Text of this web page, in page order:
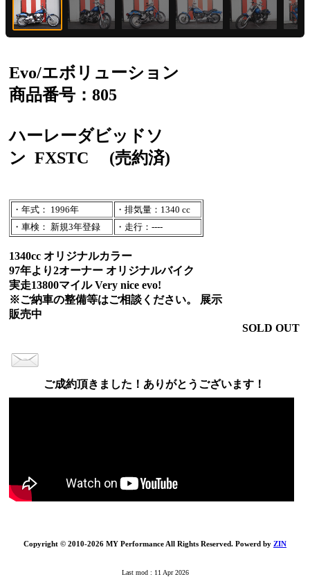
Evo/エボリューション
商品番号：805
ハーレーダビッドソ
ン FXSTC (売約済)
・年式： 1996年
・排気量：1340 cc
・車検： 新規3年登録
・走行：----
1340cc オリジナルカラー
97年より2オーナー オリジナルバイク
実走13800マイル Very nice evo!
※ご納車の整備等はご相談ください。 展示
販売中
SOLD OUT
ご成約頂きました！ありがとうございます！
Copyright © 2010-2026 MY Performance All Rights Reserved. Powerd by ZIN
Last mod : 11 Apr 2026